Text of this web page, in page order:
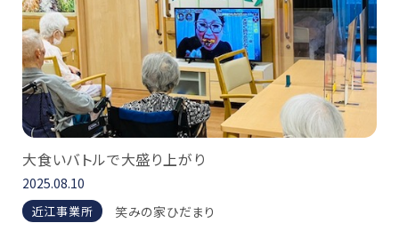
大食いバトルで大盛り上がり
2025.08.10
近江事業所 笑みの家ひだまり